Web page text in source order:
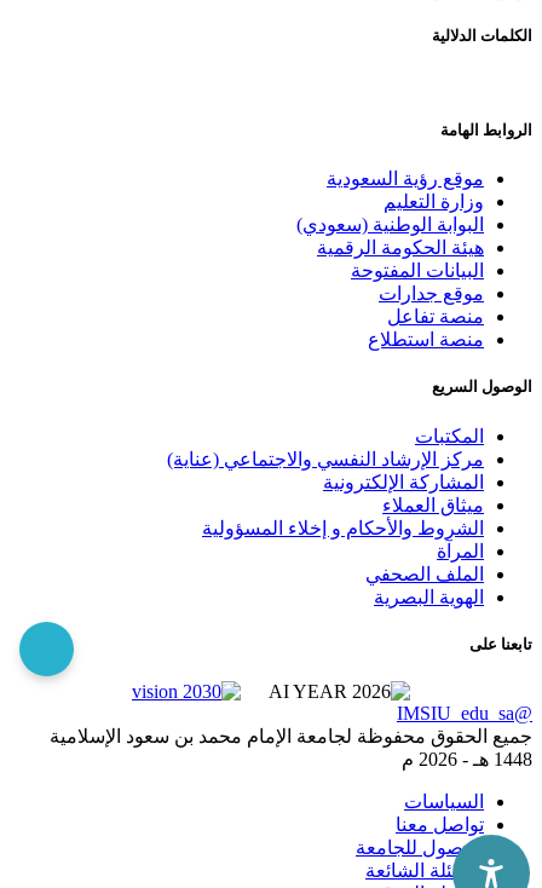
الكلمات الدلالية
الروابط الهامة
موقع رؤية السعودية
وزارة التعليم
البوابة الوطنية (سعودي)
هيئة الحكومة الرقمية
البيانات المفتوحة
موقع جدارات
منصة تفاعل
منصة استطلاع
الوصول السريع
المكتبات
مركز الإرشاد النفسي والاجتماعي (عناية)
المشاركة الإلكترونية
ميثاق العملاء
الشروط والأحكام و إخلاء المسؤولية
المرآة
الملف الصحفي
الهوية البصرية
تابعنا على
@IMSIU_edu_sa
جميع الحقوق محفوظة لجامعة الإمام محمد بن سعود الإسلامية
1448 هـ -
2026 م
السياسات
تواصل معنا
الوصول للجامعة
الاسئلة الشائعة